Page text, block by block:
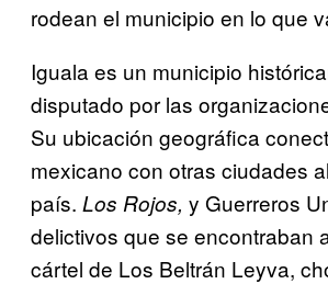
rodean el municipio en lo que
Iguala es un municipio
disputado por las
Su ubicación geográfica
mexicano con otras ciudades
país. Los Rojos, y Guerreros
delictivos que se encontraban
cártel de Los Beltrán Leyva,